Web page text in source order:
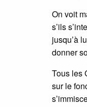
On voit
s’ils
jusqu’à
donner
Tous les
sur le